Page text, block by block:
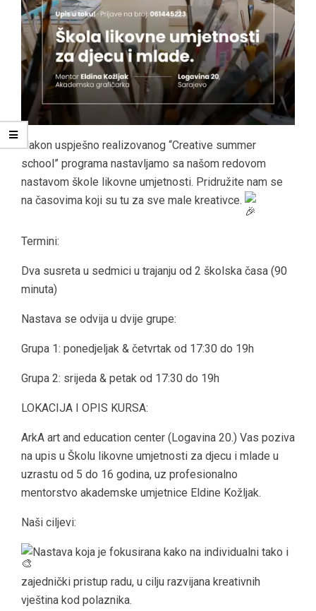
Nakon uspješno realizovanog “Creative summer
school” programa nastavljamo sa našom redovom
nastavom škole likovne umjetnosti. Pridružite nam se
na časovima koji su tu za sve male kreativce.
Termini:
Dva susreta u sedmici u trajanju od 2 školska časa (90
minuta)
Nastava se odvija u dvije grupe:
Grupa 1: ponedjeljak & četvrtak od 17:30 do 19h
Grupa 2: srijeda & petak od 17:30 do 19h
LOKACIJA I OPIS KURSA:
ArkA art and education center (Logavina 20.) Vas poziva
na upis u Školu likovne umjetnosti za djecu i mlade u
uzrastu od 5 do 16 godina, uz profesionalno
mentorstvo akademske umjetnice Eldine Kožljak.
Naši ciljevi:
Nastava koja je fokusirana kako na individualni tako i
zajednički pristup radu, u cilju razvijana kreativnih
vještina kod polaznika.